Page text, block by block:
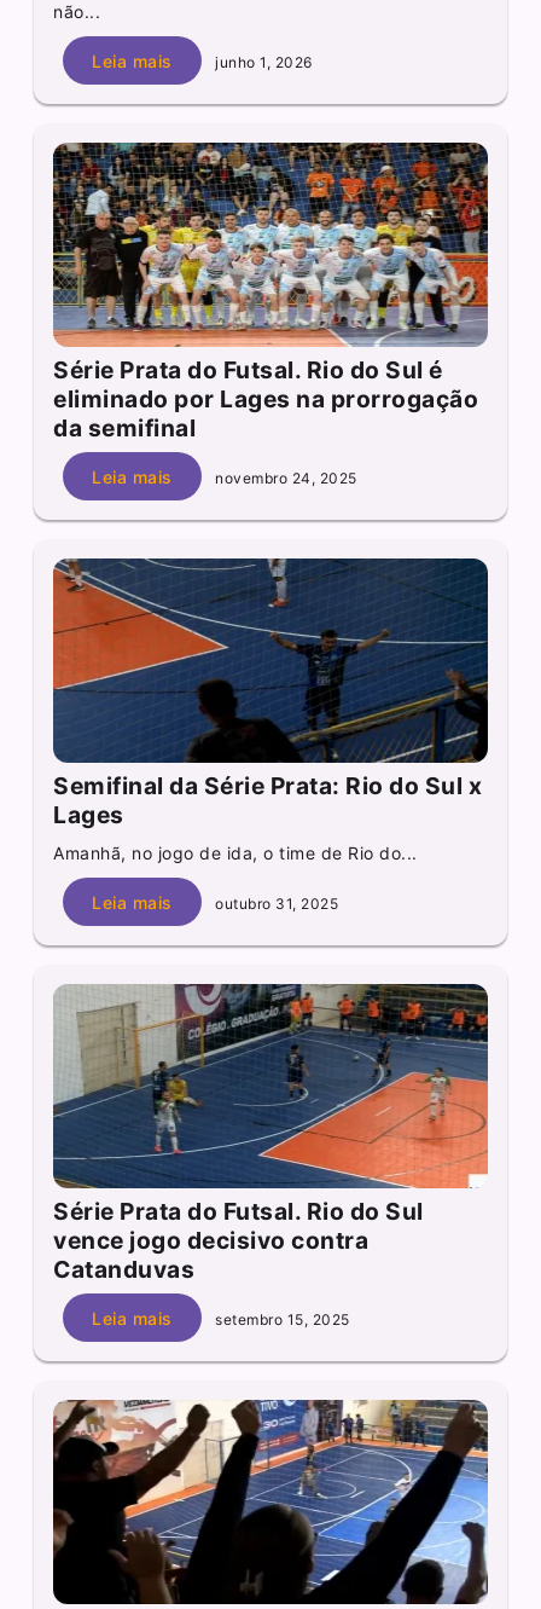
não...
Leia mais junho 1, 2026
Série Prata do Futsal. Rio do Sul é
eliminado por Lages na prorrogação
da semifinal
Leia mais novembro 24, 2025
Semifinal da Série Prata: Rio do Sul x
Lages
Amanhã, no jogo de ida, o time de Rio do...
Leia mais outubro 31, 2025
Série Prata do Futsal. Rio do Sul
vence jogo decisivo contra
Catanduvas
Leia mais setembro 15, 2025